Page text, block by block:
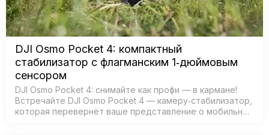
DJI Osmo Pocket 4: компактный
стабилизатор с флагманским 1‑дюймовым
сенсором
DJI Osmo Pocket 4: снимайте как профи — в кармане!
Встречайте DJI Osmo Pocket 4 — камеру‑стабилизатор,
которая перевернёт ваше представление о мобильной